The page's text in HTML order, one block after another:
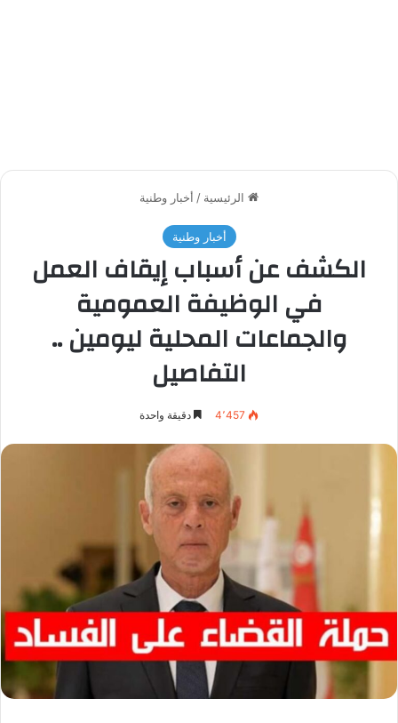
الرئيسية / أخبار وطنية
أخبار وطنية
الكشف عن أسباب إيقاف العمل
في الوظيفة العمومية
والجماعات المحلية ليومين ..
التفاصيل
4٬457 دقيقة واحدة